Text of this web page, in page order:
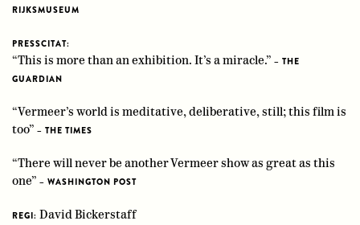
RIJKSMUSEUM
PRESSCITAT:
“This is more than an exhibition. It’s a miracle.” – THE
GUARDIAN
“Vermeer’s world is meditative, deliberative, still; this film is
too” – THE TIMES
“There will never be another Vermeer show as great as this
one” – WASHINGTON POST
REGI: David Bickerstaff